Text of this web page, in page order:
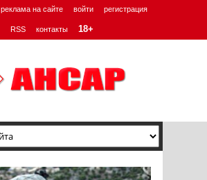
реклама на сайте войти регистрация
RSS контакты 18+